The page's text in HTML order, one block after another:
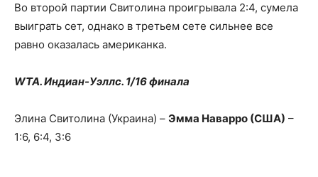
Во второй партии Свитолина проигрывала 2:4, сумела
выиграть сет, однако в третьем сете сильнее все
равно оказалась американка.
WTA. Индиан-Уэллс. 1/16 финала
Элина Свитолина (Украина) – Эмма Наварро (США) –
1:6, 6:4, 3:6